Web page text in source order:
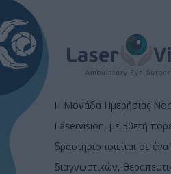
Η Μονάδα Ημερήσιας
Laservision, με 30ετή
δραστηριοποιείται σε
διαγνωστικών,